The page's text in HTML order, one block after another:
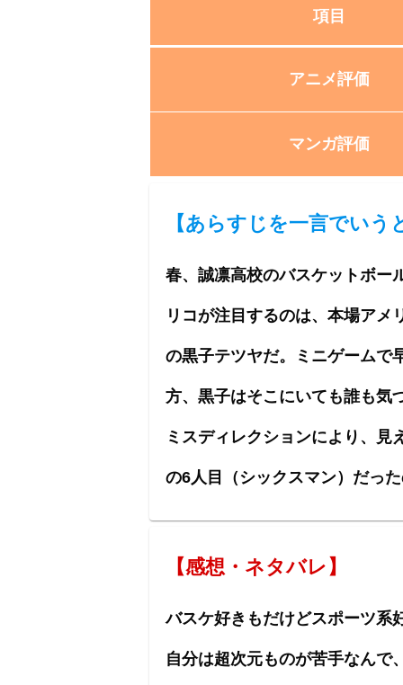
項目
アニメ評価
マンガ評価
【あらすじを一言でいう
春、誠凛高校のバスケットボー
リコが注目するのは、本場アメ
の黒子テツヤだ。ミニゲームで
方、黒子はそこにいても誰も気
ミスディレクションにより、見
の6人目（シックスマン）だっ
【感想・ネタバレ】
バスケ好きもだけどスポーツ系
自分は超次元ものが苦手なんで